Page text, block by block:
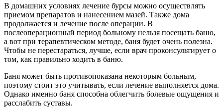
В домашних условиях лечение бурсы можно осуществлять
приемом препаратов и нанесением мазей. Также дома
продолжается и лечение после операции. В
послеоперационный период больному нельзя посещать баню,
а вот при терапевтическом методе, баня будет очень полезна.
Чтобы не перестараться, лучше, если врач проконсультирует о
том, как правильно ходить в баню.
Баня может быть противопоказана некоторым больным,
поэтому стоит это учитывать, если лечение выполняется дома.
Однако именно баня способна облегчить болевые ощущения и
расслабить суставы.